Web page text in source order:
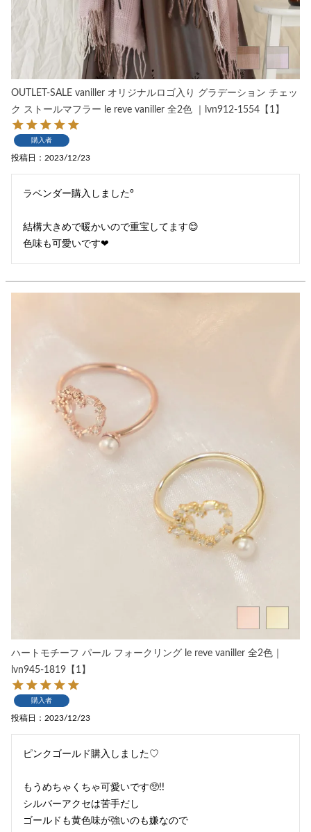
OUTLET-SALE vaniller オリジナルロゴ入り グラデーション チェッ
ク ストールマフラー le reve vaniller 全2色 ｜lvn912-1554【1】
購入者
投稿日 2023/12/23
ラベンダー購入しました♩°
結構大きめで暖かいので重宝してます😊
ハートモチーフ パール フォークリング le reve vaniller 全2色｜
lvn945-1819【1】
購入者
投稿日 2023/12/23
ピンクゴールド購入しました♡♩
もうめちゃくちゃ可愛いです🥺!!
シルバーアクセは苦手だし
ゴールドも黄色味が強いのも嫌なので